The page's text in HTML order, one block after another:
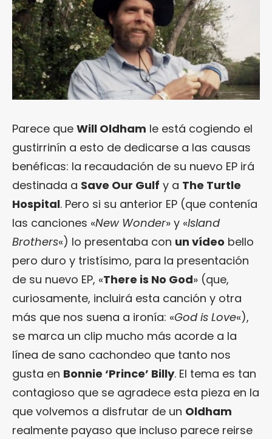
Parece que Will Oldham le está cogiendo el
gustirrinín a esto de dedicarse a las causas
benéficas: la recaudación de su nuevo EP irá
destinada a Save Our Gulf y a The Turtle
Hospital. Pero si su anterior EP (que contenía
las canciones «New Wonder» y «Island
Brothers«) lo presentaba con un vídeo bello
pero duro y tristísimo, para la presentación
de su nuevo EP, «There is No God» (que,
curiosamente, incluirá esta canción y otra
más que nos suena a ironía: «God is Love«),
se marca un clip mucho más acorde a la
línea de sano cachondeo que tanto nos
gusta en Bonnie ‘Prince’ Billy. El tema es tan
contagioso que se agradece esta pieza en la
que volvemos a disfrutar de un Oldham
realmente payaso que incluso parece reirse